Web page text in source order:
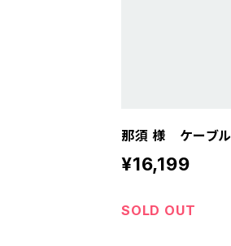
那須 様 ケーブル
¥16,199
SOLD OUT